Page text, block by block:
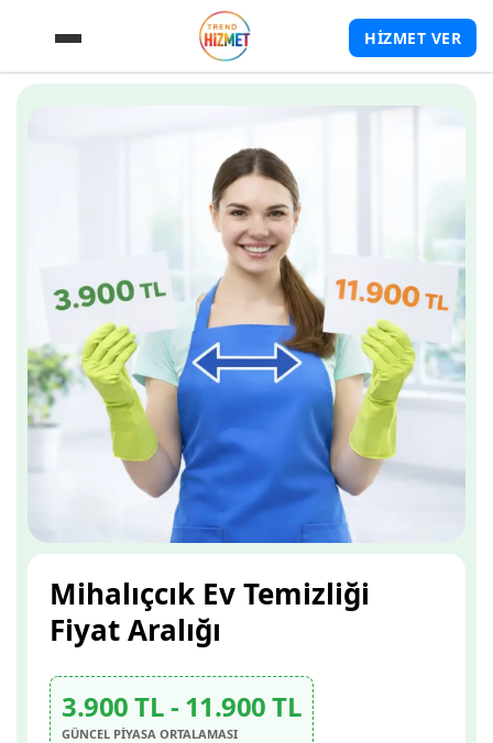
HİZMET VER
Mihalıçcık Ev Temizliği
Fiyat Aralığı
3.900 TL - 11.900 TL
GÜNCEL PİYASA ORTALAMASI